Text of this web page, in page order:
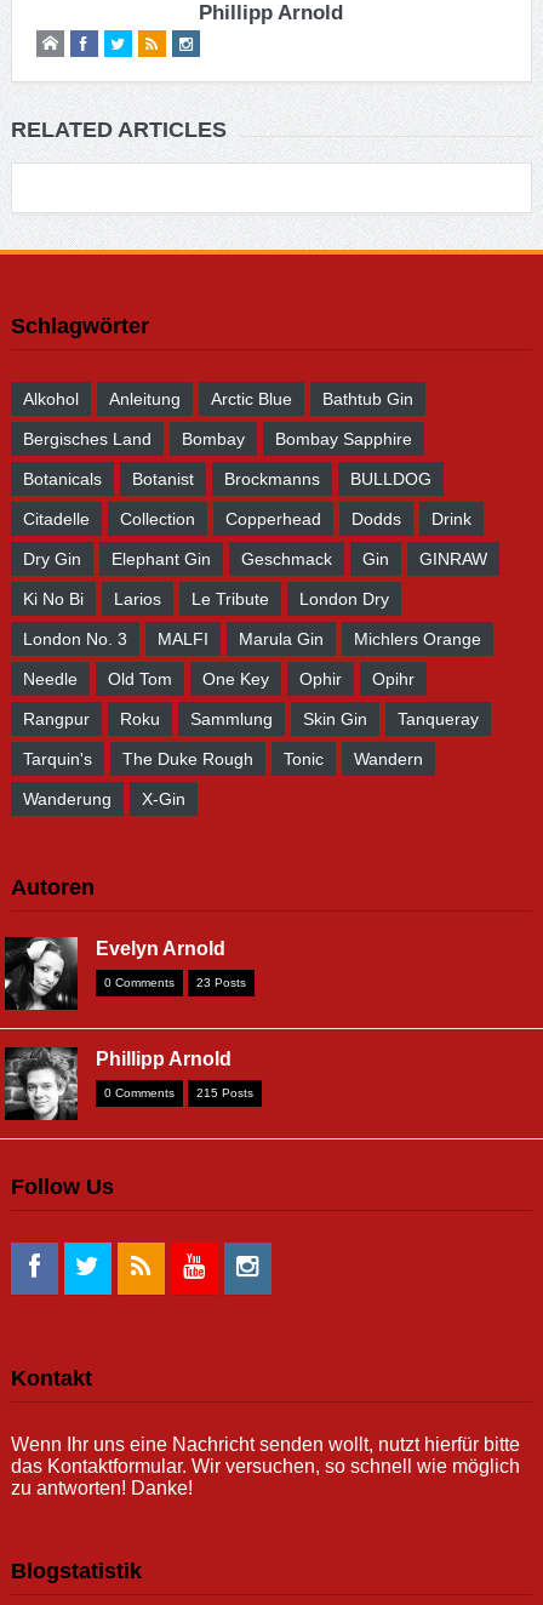
Phillipp Arnold
RELATED ARTICLES
Schlagwörter
Alkohol Anleitung Arctic Blue Bathtub Gin
Bergisches Land Bombay Bombay Sapphire
Botanicals Botanist Brockmanns BULLDOG
Citadelle Collection Copperhead Dodds Drink
Dry Gin Elephant Gin Geschmack Gin GINRAW
Ki No Bi Larios Le Tribute London Dry
London No. 3 MALFI Marula Gin Michlers Orange
Needle Old Tom One Key Ophir Opihr
Rangpur Roku Sammlung Skin Gin Tanqueray
Tarquin's The Duke Rough Tonic Wandern
Wanderung X-Gin
Autoren
Evelyn Arnold
0 Comments 23 Posts
Phillipp Arnold
0 Comments 215 Posts
Follow Us
Kontakt
Wenn Ihr uns eine Nachricht senden wollt, nutzt hierfür bitte
das Kontaktformular. Wir versuchen, so schnell wie möglich
zu antworten! Danke!
Blogstatistik